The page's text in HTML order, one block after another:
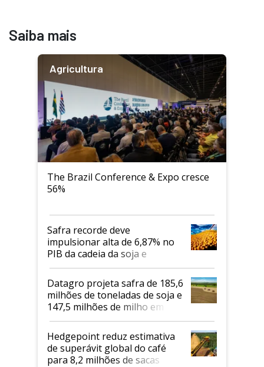
Saiba mais
Agricultura
The Brazil Conference & Expo cresce
56%
Safra recorde deve
impulsionar alta de 6,87% no
PIB da cadeia da soja e
biodiesel em 2026
Datagro projeta safra de 185,6
milhões de toneladas de soja e
147,5 milhões de milho em
2026/27
Hedgepoint reduz estimativa
de superávit global do café
para 8,2 milhões de sacas